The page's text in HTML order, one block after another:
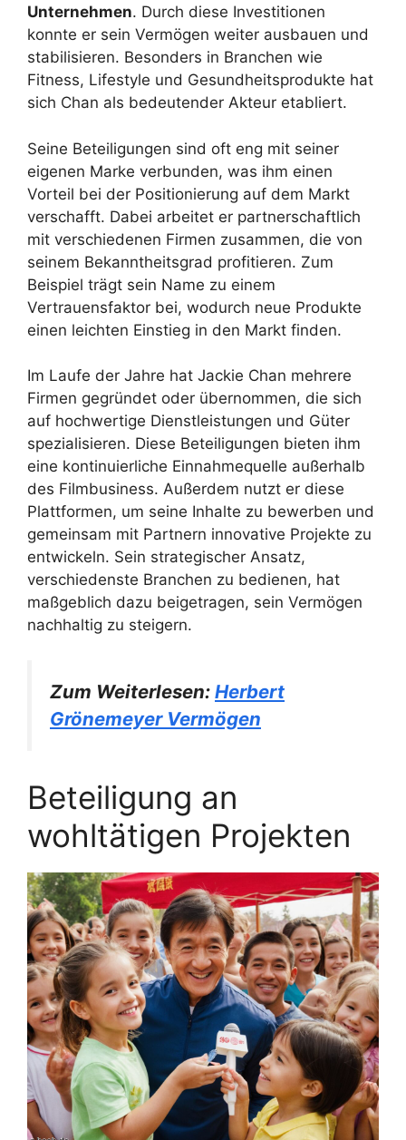
Unternehmen. Durch diese Investitionen
konnte er sein Vermögen weiter ausbauen und
stabilisieren. Besonders in Branchen wie
Fitness, Lifestyle und Gesundheitsprodukte hat
sich Chan als bedeutender Akteur etabliert.
Seine Beteiligungen sind oft eng mit seiner
eigenen Marke verbunden, was ihm einen
Vorteil bei der Positionierung auf dem Markt
verschafft. Dabei arbeitet er partnerschaftlich
mit verschiedenen Firmen zusammen, die von
seinem Bekanntheitsgrad profitieren. Zum
Beispiel trägt sein Name zu einem
Vertrauensfaktor bei, wodurch neue Produkte
einen leichten Einstieg in den Markt finden.
Im Laufe der Jahre hat Jackie Chan mehrere
Firmen gegründet oder übernommen, die sich
auf hochwertige Dienstleistungen und Güter
spezialisieren. Diese Beteiligungen bieten ihm
eine kontinuierliche Einnahmequelle außerhalb
des Filmbusiness. Außerdem nutzt er diese
Plattformen, um seine Inhalte zu bewerben und
gemeinsam mit Partnern innovative Projekte zu
entwickeln. Sein strategischer Ansatz,
verschiedenste Branchen zu bedienen, hat
maßgeblich dazu beigetragen, sein Vermögen
nachhaltig zu steigern.
Zum Weiterlesen: Herbert
Grönemeyer Vermögen
Beteiligung an
wohltätigen Projekten